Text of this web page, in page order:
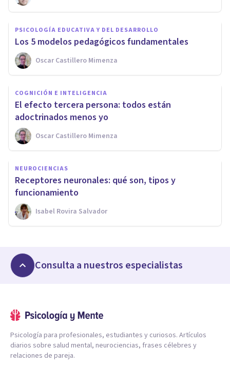
PSICOLOGÍA EDUCATIVA Y DEL DESARROLLO
Los 5 modelos pedagógicos fundamentales
Oscar Castillero Mimenza
COGNICIÓN E INTELIGENCIA
El efecto tercera persona: todos están
adoctrinados menos yo
Oscar Castillero Mimenza
NEUROCIENCIAS
Receptores neuronales: qué son, tipos y
funcionamiento
Isabel Rovira Salvador
Consulta a nuestros especialistas
Psicología para profesionales, estudiantes y curiosos. Artículos
diarios sobre salud mental, neurociencias, frases célebres y
relaciones de pareja.